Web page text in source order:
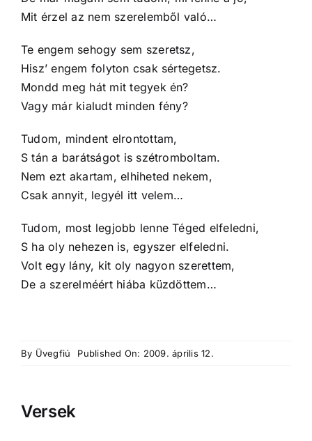
Mit érzel az nem szerelemből való…
Te engem sehogy sem szeretsz,
Hisz’ engem folyton csak sértegetsz.
Mondd meg hát mit tegyek én?
Vagy már kialudt minden fény?
Tudom, mindent elrontottam,
S tán a barátságot is szétromboltam.
Nem ezt akartam, elhiheted nekem,
Csak annyit, legyél itt velem…
Tudom, most legjobb lenne Téged elfeledni,
S ha oly nehezen is, egyszer elfeledni.
Volt egy lány, kit oly nagyon szerettem,
De a szerelméért hiába küzdöttem…
By Üvegfiú Published On: 2009. április 12.
Versek